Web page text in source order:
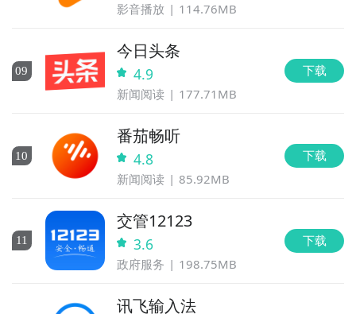
影音播放 114.76MB
09
今日头条
4.9
新闻阅读 177.71MB
下载
10
番茄畅听
4.8
新闻阅读 85.92MB
下载
11
交管12123
3.6
政府服务 198.75MB
下载
讯飞输入法